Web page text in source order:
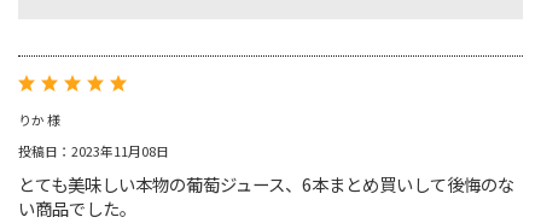
りか 様
投稿日：2023年11月08日
とても美味しい本物の葡萄ジュース、6本まとめ買いして後悔のな
い商品でした。